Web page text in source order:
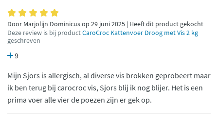
Door Marjolijn Dominicus op 29 juni 2025 | Heeft dit product gekocht
Deze review is bij productCaroCroc Kattenvoer Droog met Vis 2 kg
geschreven
9
Mijn Sjors is allergisch, al diverse vis brokken geprobeert maar
ik ben terug bij carocroc vis, Sjors blij ik nog blijer. Het is een
prima voer alle vier de poezen zijn er gek op.